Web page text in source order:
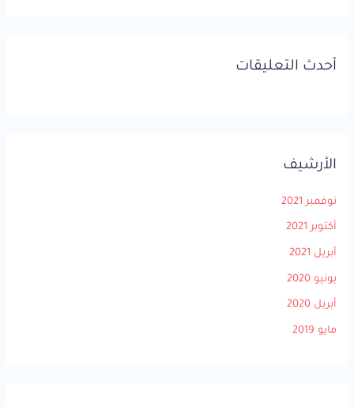
أحدث التعليقات
الأرشيف
نوفمبر 2021
أكتوبر 2021
أبريل 2021
يونيو 2020
أبريل 2020
مايو 2019